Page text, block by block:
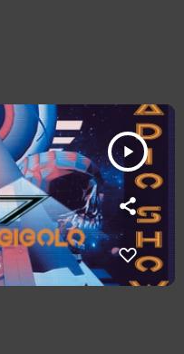
play_arrow